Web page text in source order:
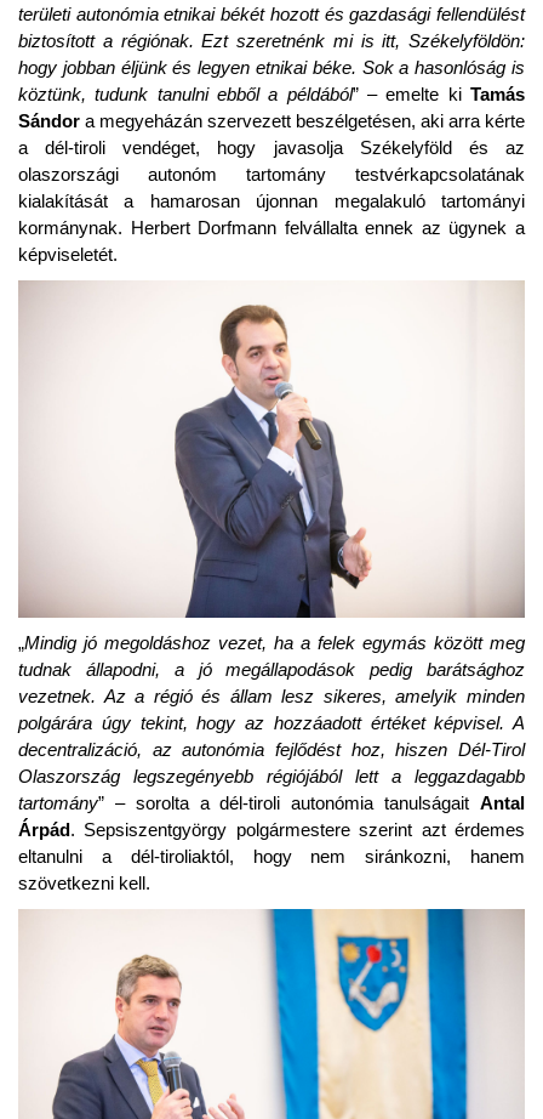
területi autonómia etnikai békét hozott és gazdasági fellendülést
biztosított a régiónak. Ezt szeretnénk mi is itt, Székelyföldön:
hogy jobban éljünk és legyen etnikai béke. Sok a hasonlóság is
köztünk, tudunk tanulni ebből a példából” – emelte kiTamás
Sándor a megyeházán szervezett beszélgetésen, aki arra kérte
a dél-tiroli vendéget, hogy javasolja Székelyföld és az
olaszországi autonóm tartomány testvérkapcsolatának
kialakítását a hamarosan újonnan megalakuló tartományi
kormánynak. Herbert Dorfmann felvállalta ennek az ügynek a
képviseletét.
„Mindig jó megoldáshoz vezet, ha a felek egymás között meg
tudnak állapodni, a jó megállapodások pedig barátsághoz
vezetnek. Az a régió és állam lesz sikeres, amelyik minden
polgárára úgy tekint, hogy az hozzáadott értéket képvisel. A
decentralizáció, az autonómia fejlődést hoz, hiszen Dél-Tirol
Olaszország legszegényebb régiójából lett a leggazdagabb
tartomány” – sorolta a dél-tiroli autonómia tanulságait Antal
Árpád. Sepsiszentgyörgy polgármestere szerint azt érdemes
eltanulni a dél-tiroliaktól, hogy nem siránkozni, hanem
szövetkezni kell.